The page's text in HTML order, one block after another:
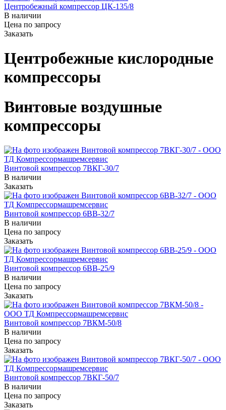
Центробежный компрессор ЦК-135/8
В наличии
Цена по запросу
Заказать
Центробежные кислородные
компрессоры
Винтовые воздушные
компрессоры
Винтовой компрессор 7ВКГ-30/7
В наличии
Заказать
Винтовой компрессор 6ВВ-32/7
В наличии
Цена по запросу
Заказать
Винтовой компрессор 6ВВ-25/9
В наличии
Цена по запросу
Заказать
Винтовой компрессор 7ВКМ-50/8
В наличии
Цена по запросу
Заказать
Винтовой компрессор 7ВКГ-50/7
В наличии
Цена по запросу
Заказать